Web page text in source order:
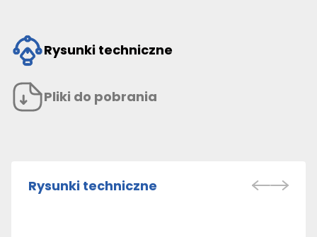
Rysunki techniczne
Pliki do pobrania
Rysunki techniczne